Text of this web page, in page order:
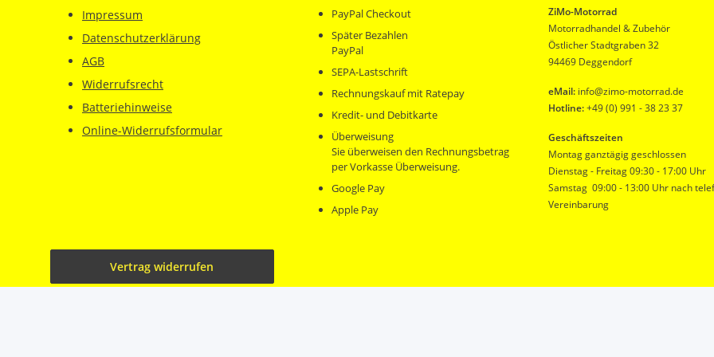
Impressum
Datenschutzerklärung
AGB
Widerrufsrecht
Batteriehinweise
Online-Widerrufsformular
PayPal Checkout
Später Bezahlen
PayPal
SEPA-Lastschrift
Rechnungskauf mit Ratepay
Kredit- und Debitkarte
Überweisung
Sie überweisen den Rechnungsbetrag
per Vorkasse Überweisung.
Google Pay
Apple Pay
ZiMo-Motorrad
Motorradhandel & Zubehör
Östlicher Stadtgraben 32
94469 Deggendorf
eMail: info@zimo-motorrad.de
Hotline:+49 (0) 991 - 38 23 37
Geschäftszeiten
Montag ganztägig geschlossen
Dienstag - Freitag 09:30 - 17:00 Uhr
Samstag 09:00 - 13:00 Uhr nach
Vereinbarung
Vertrag widerrufen